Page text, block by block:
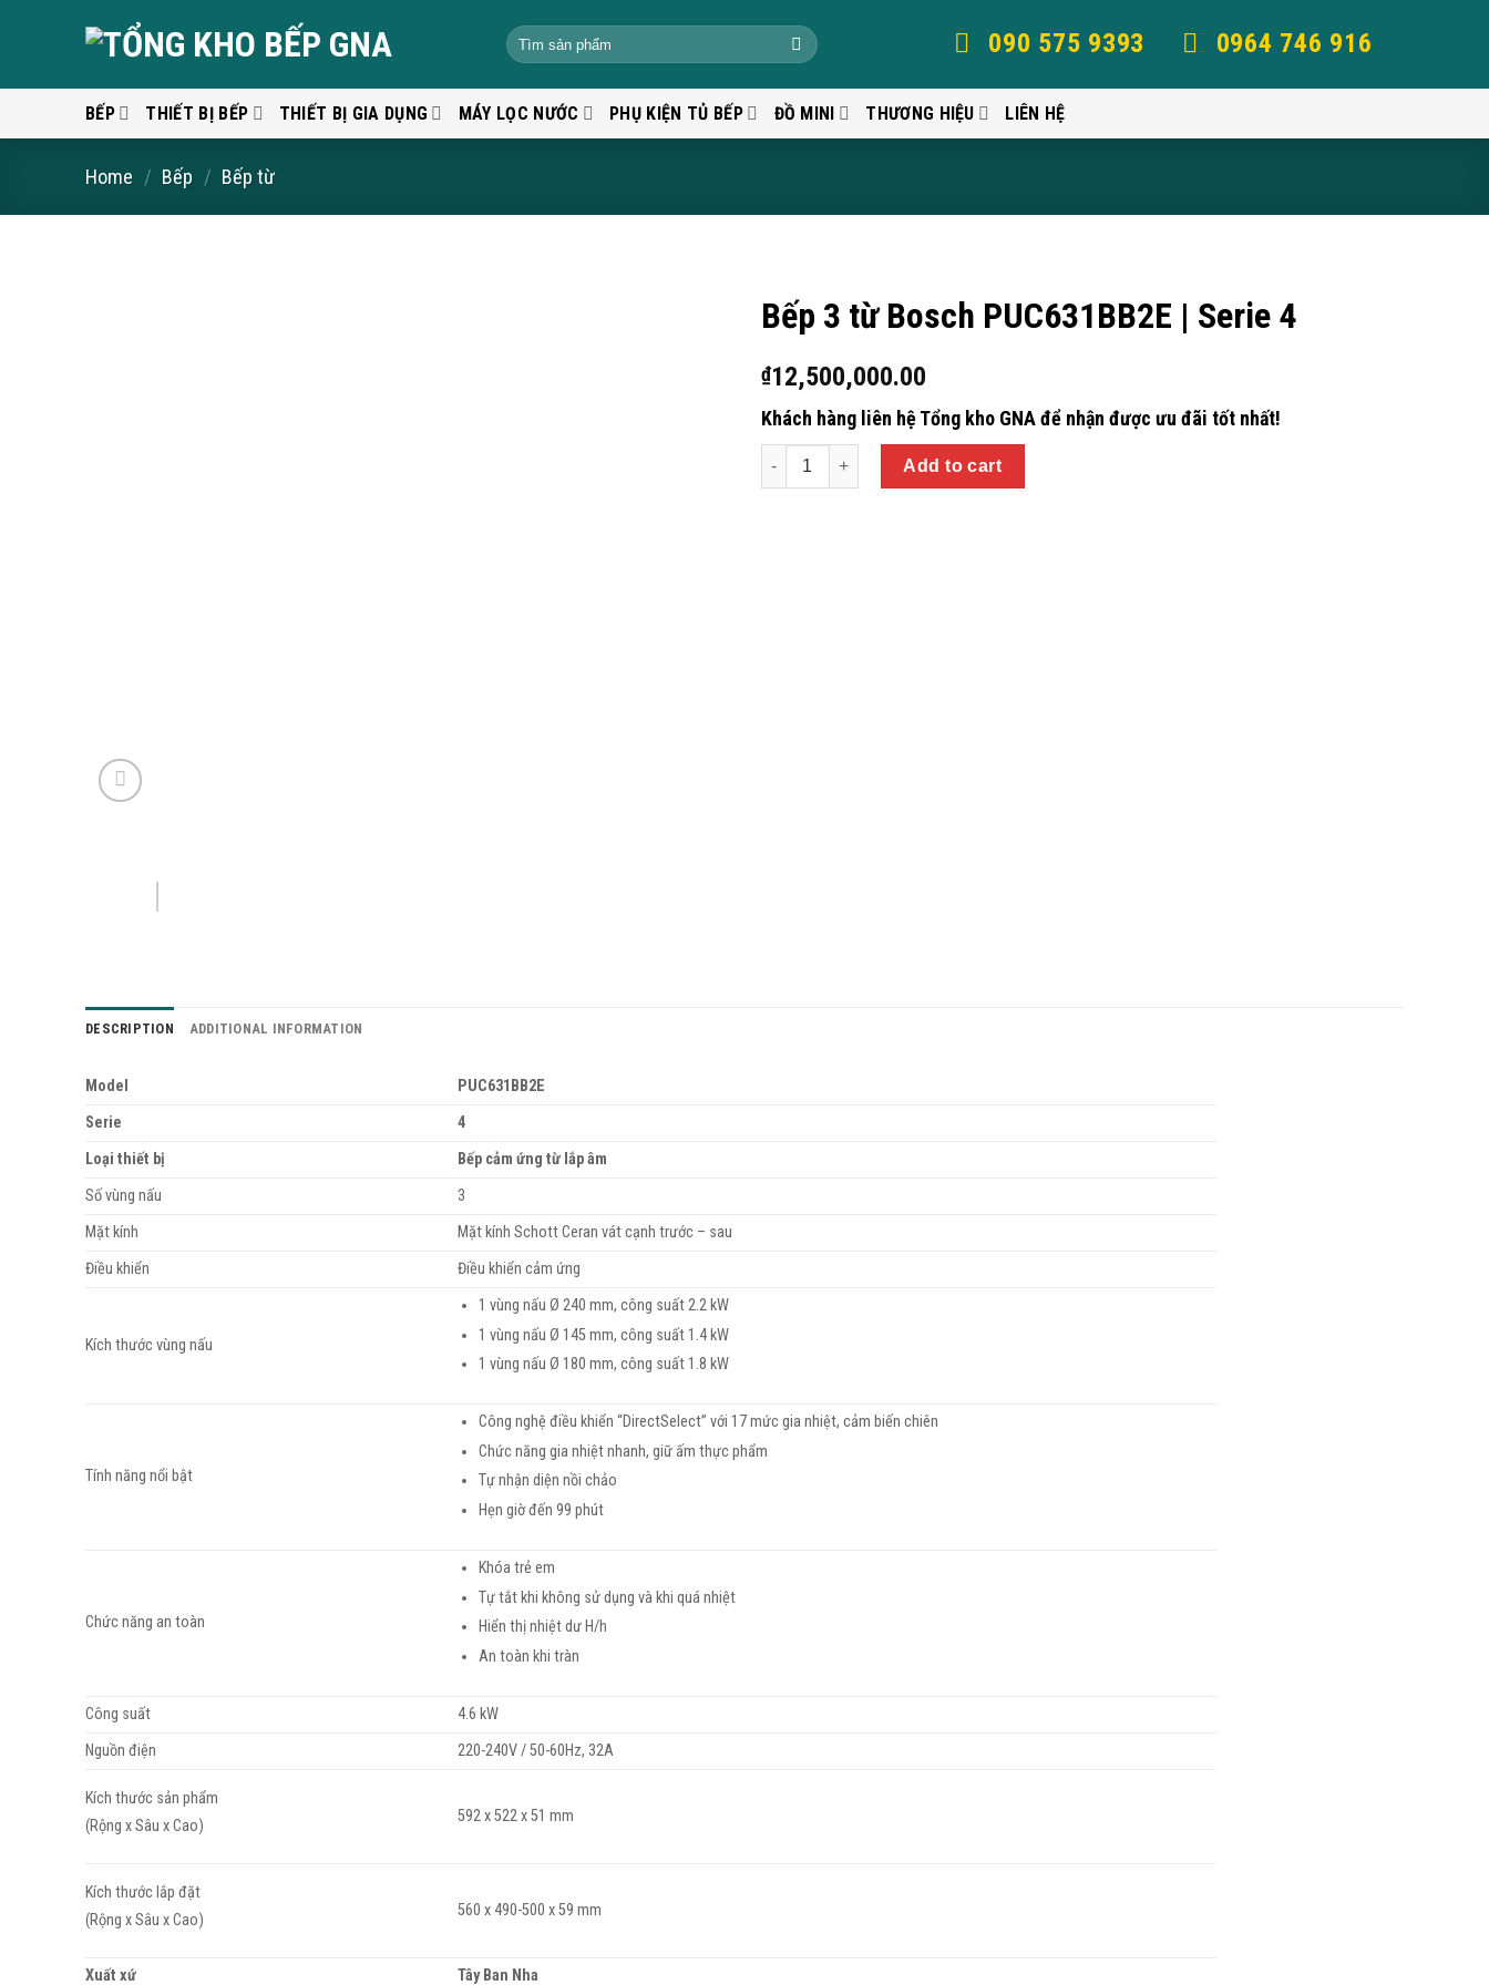
090 575 9393 0964 746 916
BẾP THIẾT BỊ BẾP THIẾT BỊ GIA DỤNG MÁY LỌC NƯỚC PHỤ KIỆN TỦ BẾP ĐỒ MINI THƯƠNG HIỆU LIÊN HỆ
Home / Bếp / Bếp từ
Bếp 3 từ Bosch PUC631BB2E | Serie 4
₫12,500,000.00
Khách hàng liên hệ Tổng kho GNA để nhận được ưu đãi tốt nhất!
Quantity
Add to cart
DESCRIPTION ADDITIONAL INFORMATION
Model
PUC631BB2E
Serie
4
Loại thiết bị
Bếp cảm ứng từ lắp âm
Số vùng nấu
3
Mặt kính
Mặt kính Schott Ceran vát cạnh trước – sau
Điều khiển
Điều khiển cảm ứng
Kích thước vùng nấu
1 vùng nấu Ø 240 mm, công suất 2.2 kW
1 vùng nấu Ø 145 mm, công suất 1.4 kW
1 vùng nấu Ø 180 mm, công suất 1.8 kW
Tính năng nổi bật
Công nghệ điều khiển “DirectSelect” với 17 mức gia nhiệt, cảm biến chiên
Chức năng gia nhiệt nhanh, giữ ấm thực phẩm
Tự nhận diện nồi chảo
Hẹn giờ đến 99 phút
Chức năng an toàn
Khóa trẻ em
Tự tắt khi không sử dụng và khi quá nhiệt
Hiển thị nhiệt dư H/h
An toàn khi tràn
Công suất
4.6 kW
Nguồn điện
220-240V / 50-60Hz, 32A
Kích thước sản phẩm
(Rộng x Sâu x Cao)
592 x 522 x 51 mm
Kích thước lắp đặt
(Rộng x Sâu x Cao)
560 x 490-500 x 59 mm
Xuất xứ Tây Ban Nha